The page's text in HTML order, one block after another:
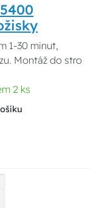
1-30 minut,
Montáž do stro
2 ks